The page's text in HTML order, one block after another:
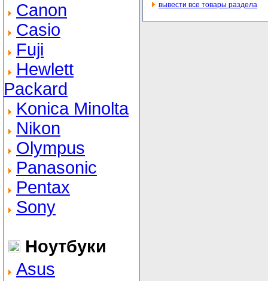
Canon
Casio
Fuji
Hewlett
Packard
Konica Minolta
Nikon
Olympus
Panasonic
Pentax
Sony
Ноутбуки
Asus
вывести все товары раздела